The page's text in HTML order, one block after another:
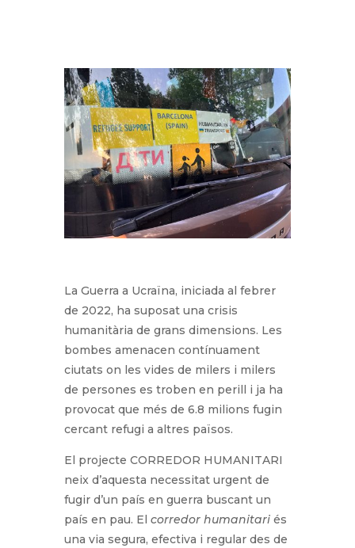
La Guerra a Ucraïna, iniciada al febrer
de 2022, ha suposat una crisis
humanitària de grans dimensions. Les
bombes amenacen contínuament
ciutats on les vides de milers i milers
de persones es troben en perill i ja ha
provocat que més de 6.8 milions fugin
cercant refugi a altres països.
El projecte CORREDOR HUMANITARI
neix d’aquesta necessitat urgent de
fugir d’un país en guerra buscant un
país en pau. El corredor humanitari és
una via segura, efectiva i regular des de